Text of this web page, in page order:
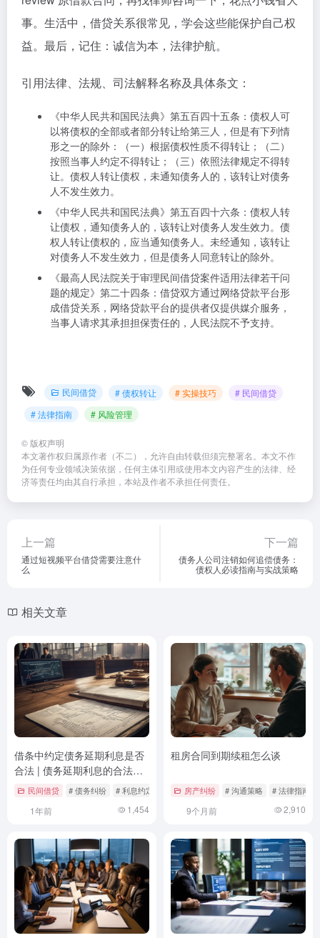
事。生活中，借贷关系很常见，学会这些能保护自己权
益。最后，记住：诚信为本，法律护航。
引用法律、法规、司法解释名称及具体条文：
《中华人民共和国民法典》第五百四十五条：债权人可
以将债权的全部或者部分转让给第三人，但是有下列情
形之一的除外：（一）根据债权性质不得转让；（二）
按照当事人约定不得转让；（三）依照法律规定不得转
让。债权人转让债权，未通知债务人的，该转让对债务
人不发生效力。
《中华人民共和国民法典》第五百四十六条：债权人转
让债权，通知债务人的，该转让对债务人发生效力。债
权人转让债权的，应当通知债务人。未经通知，该转让
对债务人不发生效力，但是债务人同意转让的除外。
《最高人民法院关于审理民间借贷案件适用法律若干问
题的规定》第二十四条：借贷双方通过网络贷款平台形
成借贷关系，网络贷款平台的提供者仅提供媒介服务，
当事人请求其承担担保责任的，人民法院不予支持。
民间借贷 # 债权转让 # 实操技巧
# 民间借贷
# 法律指南
# 风险管理
© 版权声明
本文著作权归属原作者（不二），允许自由转载但须完整署名。本文不作
为任何专业领域决策依据，任何主体引用或使用本文内容产生的法律、经
济等责任均由其自行承担，本站及作者不承担任何责任。
上一篇
通过短视频平台借贷需要注意什
么
下一篇
债务人公司注销如何追偿债务：
债权人必读指南与实战策略
相关文章
借条中约定债务延期利息是否
合法 | 债务延期利息的合法性
深度解析
民间借贷 # 债务纠纷 # 利息约定 # 民间借贷
1年前 1,454
租房合同到期续租怎么谈
房产纠纷 # 沟通策略 # 法律指南
9个月前 2,910